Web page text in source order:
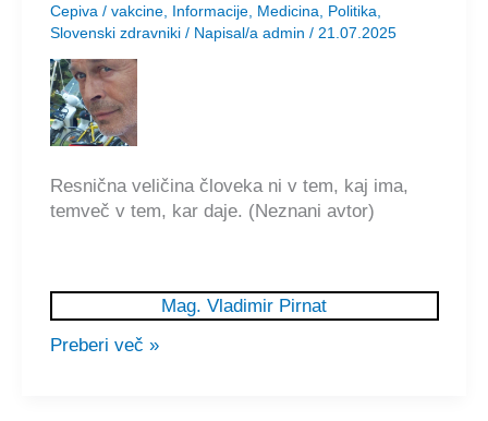
nevronska
pripelje
do
smrti
🇸🇮
Cepiva / vakcine, Informacije, Medicina Politika
Slovenski zdravniki/ Napisal/a admin / 21.07.2025
Resnična veličina človeka ni v tem, kaj ima,
temveč v tem, kar daje. (Neznani avtor)
Mag. Vladimir Pirnat
Preberi več »